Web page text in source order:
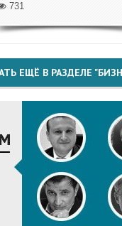
731
ЕЩЁ В РАЗДЕЛЕ